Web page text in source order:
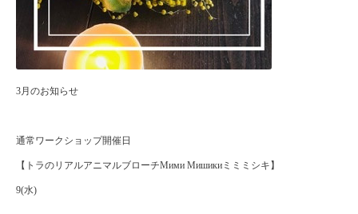
3月のお知らせ
通常ワークショップ開催日
【トラのリアルアニマルブローチМими Мишикиミミミシキ】
9(水)